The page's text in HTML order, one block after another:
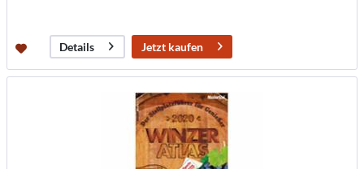
Details Jetzt kaufen